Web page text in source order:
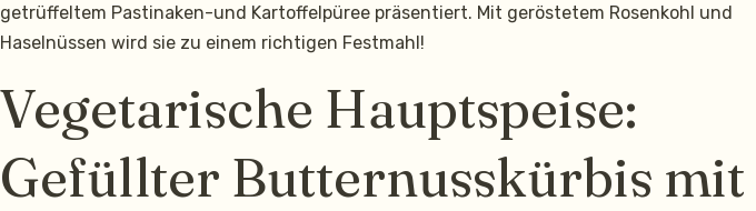
getrüffeltem Pastinaken-und Kartoffelpüree präsentiert. Mit geröstetem Rosenkohl und
Haselnüssen wird sie zu einem richtigen Festmahl!
Vegetarische Hauptspeise:
Gefüllter Butternusskürbis mit